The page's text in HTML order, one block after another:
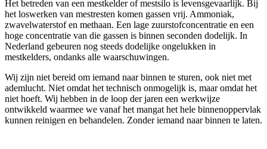
Het betreden van een mestkelder of mestsilo is levensgevaarlijk. Bij
het loswerken van mestresten komen gassen vrij. Ammoniak,
zwavelwaterstof en methaan. Een lage zuurstofconcentratie en een
hoge concentratie van die gassen is binnen seconden dodelijk. In
Nederland gebeuren nog steeds dodelijke ongelukken in
mestkelders, ondanks alle waarschuwingen.
Wij zijn niet bereid om iemand naar binnen te sturen, ook niet met
ademlucht. Niet omdat het technisch onmogelijk is, maar omdat het
niet hoeft. Wij hebben in de loop der jaren een werkwijze
ontwikkeld waarmee we vanaf het mangat het hele binnenoppervlak
kunnen reinigen en behandelen. Zonder iemand naar binnen te laten.